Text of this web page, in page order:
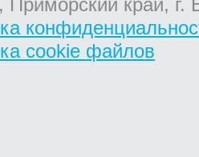
Приморский край,
cookie файлов